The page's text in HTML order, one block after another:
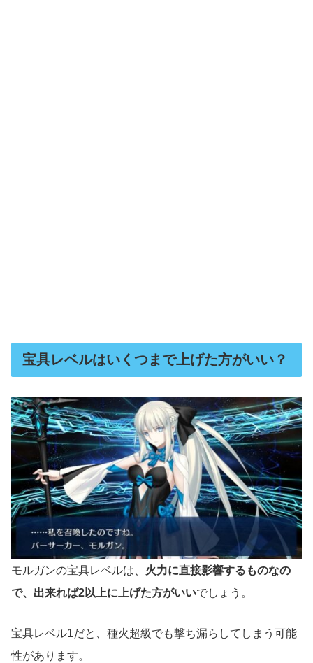
宝具レベルはいくつまで上げた方がいい？
モルガンの宝具レベルは、 火力に直接影響するものなの
で、出来れば2以上に上げた方がいいでしょう。
宝具レベル1だと、種火超級でも撃ち漏らしてしまう可能
性があります。